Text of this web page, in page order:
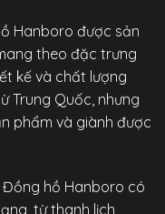
Hanboro được sản
theo đặc trưng
kế và chất lượng
Trung Quốc, nhưng
phẩm và giành được
Đồng hồ Hanboro có
từ thanh lịch,